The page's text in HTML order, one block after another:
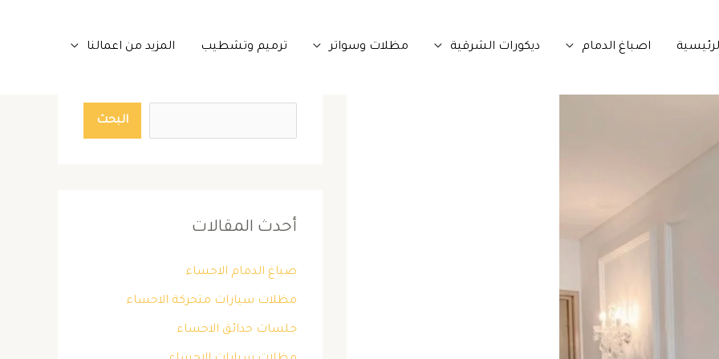
اصباغ الدمام ديكورات الشرقية مظلات وسواتر ترميم وتشطيب المزيد من اعمالنا
البحث
أحدث المقالات
صباغ الدمام الاحساء
مظلات سيارات متحركة الاحساء
جلسات حدائق الاحساء